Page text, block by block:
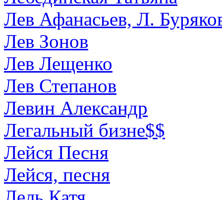
Лев Афанасьев, Л.
Лев Зонов
Лев Лещенко
Лев Степанов
Левин Александр
Легальный бизне$$
Лейся Песня
Лейся, песня